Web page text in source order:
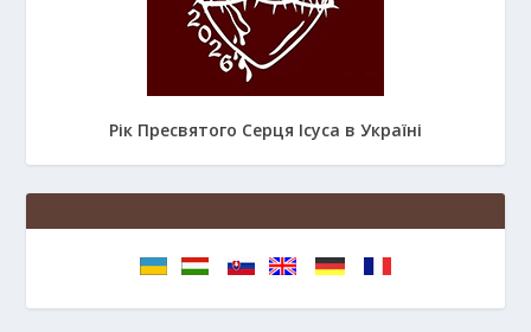
Рік Пресвятого Серця Ісуса в Україні